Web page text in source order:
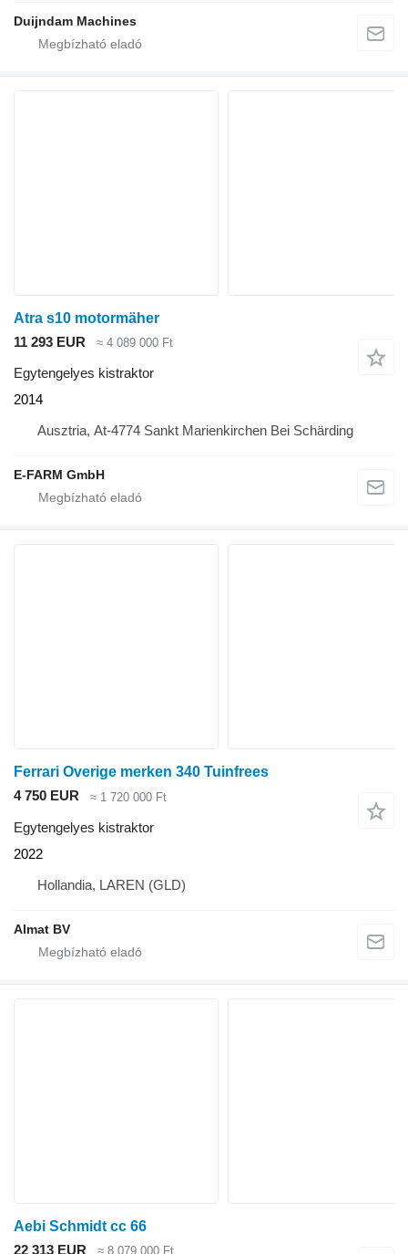
Duijndam Machines
Atra s10 motormäher
11 293 EUR
≈ 4 089 000 Ft
Egytengelyes kistraktor
2014
Ausztria, At-4774 Sankt Marienkirchen Bei Schärding
E-FARM GmbH
Ferrari Overige merken 340 Tuinfrees
4 750 EUR
≈ 1 720 000 Ft
Egytengelyes kistraktor
2022
Hollandia, LAREN (GLD)
Almat BV
Aebi Schmidt cc 66
22 313 EUR
≈ 8 079 000 Ft